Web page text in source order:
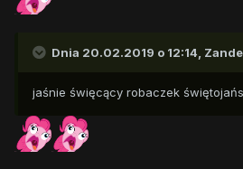
Dnia 20.02.2019 o 12:14,
jaśnie święcący robaczek